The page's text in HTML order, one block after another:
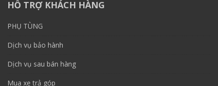
HỖ TRỢ KHÁCH HÀNG
PHỤ TÙNG
Dịch vụ bảo hành
Dịch vụ sau bán hàng
Mua xe trả góp